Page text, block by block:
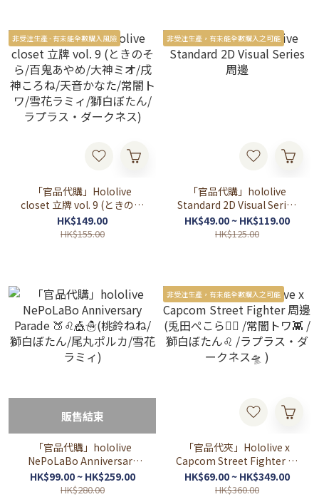
トワ👾獅白ぼたん♌博衣こ
より🧪Kobo Kanaeru☔
Takanashi Kiara🐔)
非受注生產 - 有未能全數購入風險
「官品代購」Hololive
closet 立牌 vol. 9 (ときのそ
ら/百鬼あやめ/大神ミオ/戌
神ころね/天音かなた/常闇
HK$149.00
HK$155.00
非受注生產，有未能全數購入之可能
「官品代購」hololive
Standard 2D Visual Series
周邊
HK$49.00 ~ HK$119.00
HK$125.00
販售結束
「官品代購」hololive
NePoLaBo Anniversary
Parade 🍑♌🎪☃️(桃鈴ねね/
獅白ぼたん/尾丸ポルカ/雪
HK$99.00 ~ HK$259.00
HK$280.00
非受注生產，有未能全數購入之可能
「官品代夾」Hololive x
Capcom Street Fighter 周
邊 (兎田ぺこら👯‍♀️ /常闇トワ
HK$69.00 ~ HK$349.00
HK$360.00